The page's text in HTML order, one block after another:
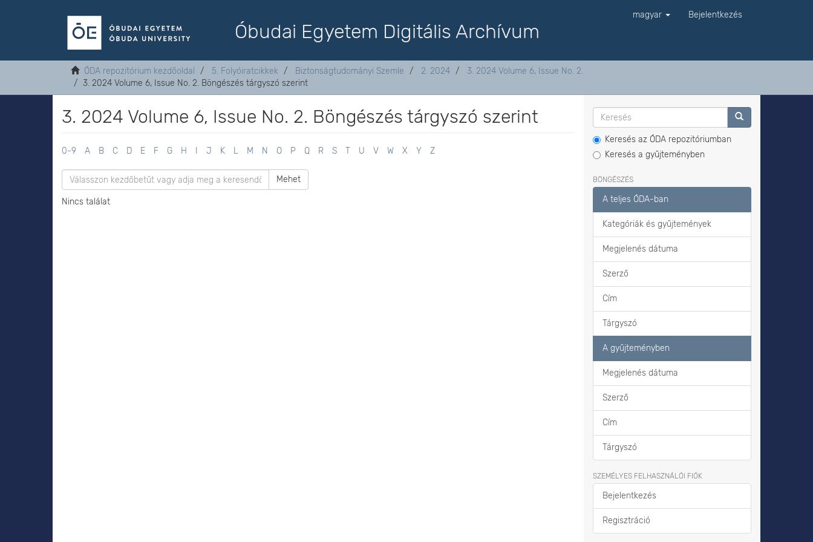
Óbudai Egyetem Digitális Archívum
magyar Bejelentkezés
ÓDA repozitórium kezdőoldal 5. Folyóiratcikkek Biztonságtudományi Szemle 2. 2024
3. 2024 Volume 6, Issue No. 2.
3. 2024 Volume 6, Issue No. 2. Böngészés tárgyszó szerint
3. 2024 Volume 6, Issue No. 2. Böngészés tárgyszó szerint
0-9 A B C D E F G H J K L M N O P Q R S T U V W X Y Z
Mehet
Nincs találat
Keresés az ÓDA repozitóriumban
Keresés a gyűjteményben
BÖNGÉSZÉS
A teljes ÓDA-ban
Kategóriák és gyűjtemények
Megjelenés dátuma
Szerző
Cím
Tárgyszó
A gyűjteményben
Megjelenés dátuma
Szerző
Cím
Tárgyszó
SZEMÉLYES FELHASZNÁLÓI FIÓK
Bejelentkezés
Regisztráció